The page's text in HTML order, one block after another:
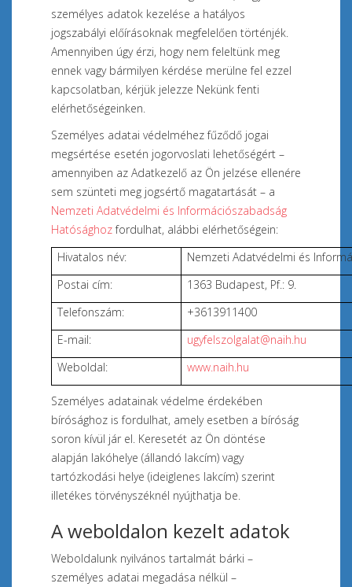
személyes adatok kezelése a hatályos
jogszabályi előírásoknak megfelelően történjék.
Amennyiben úgy érzi, hogy nem feleltünk meg
ennek vagy bármilyen kérdése merülne fel ezzel
kapcsolatban, kérjük jelezze Nekünk fenti
elérhetőségeinken.
Személyes adatai védelméhez fűződő jogai
megsértése esetén jogorvoslati lehetőségért –
amennyiben az Adatkezelő az Ön jelzése ellenére
sem szünteti meg jogsértő magatartását – a
Nemzeti Adatvédelmi és Információszabadság
Hatósághozfordulhat, alábbi elérhetőségein:
Hivatalos név:
Nemzeti Adatvédelmi és
Postai cím:
1363 Budapest, Pf.: 9.
Telefonszám:
+3613911400
E-mail:
ugyfelszolgalat@naih.hu
Weboldal:
www.naih.hu
Személyes adatainak védelme érdekében
bírósághoz is fordulhat, amely esetben a bíróság
soron kívül jár el. Keresetét az Ön döntése
alapján lakóhelye (állandó lakcím) vagy
tartózkodási helye (ideiglenes lakcím) szerint
illetékes törvényszéknél nyújthatja be.
A weboldalon kezelt adatok
Weboldalunk nyilvános tartalmát bárki –
személyes adatai megadása nélkül –